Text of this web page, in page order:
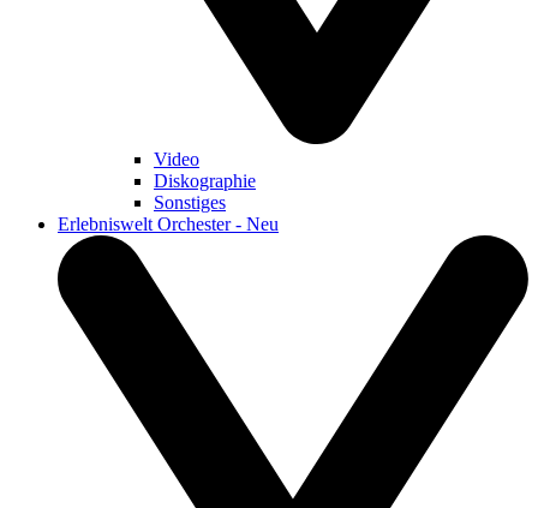
Video
Diskographie
Sonstiges
Erlebniswelt Orchester - Neu